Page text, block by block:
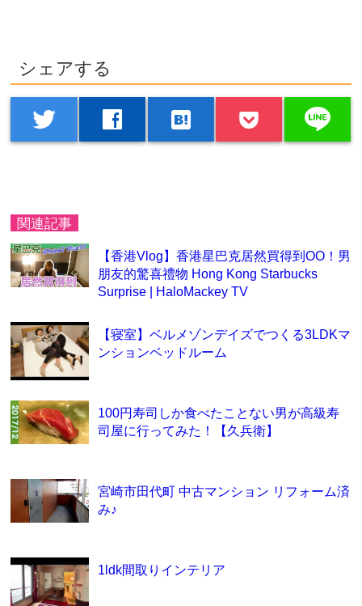
シェアする
twitter facebook hatenabookmark line
関連記事
【香港Vlog】香港星巴克居然買得到OO！男
朋友的驚喜禮物 Hong Kong Starbucks
Surprise | HaloMackey TV
【寝室】ベルメゾンデイズでつくる3LDKマ
ンションベッドルーム
100円寿司しか食べたことない男が高級寿
司屋に行ってみた！【久兵衛】
宮崎市田代町 中古マンション リフォーム済
み♪
1ldk間取りインテリア